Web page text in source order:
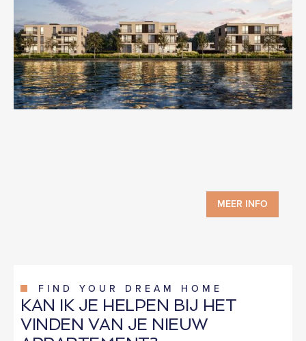
MEER INFO
FIND YOUR DREAM HOME
KAN IK JE HELPEN BIJ HET
VINDEN VAN JE NIEUW